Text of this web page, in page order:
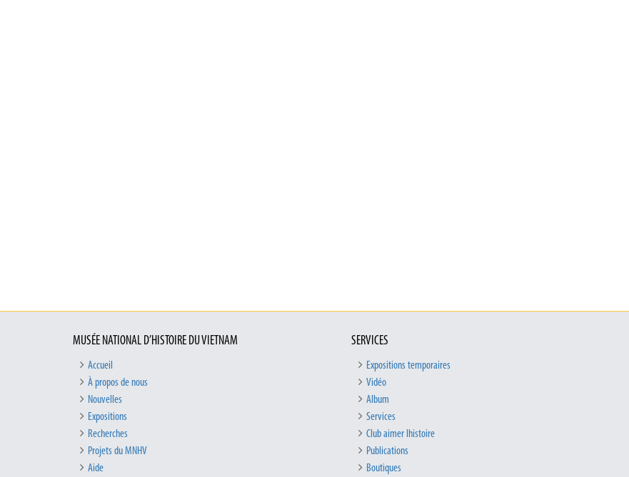
MUSÉE NATIONAL D’HISTOIRE DU VIETNAM
Accueil
À propos de nous
Nouvelles
Expositions
Recherches
Projets du MNHV
Aide
SERVICES
Expositions temporaires
Vidéo
Album
Services
Club aimer lhistoire
Publications
Boutiques